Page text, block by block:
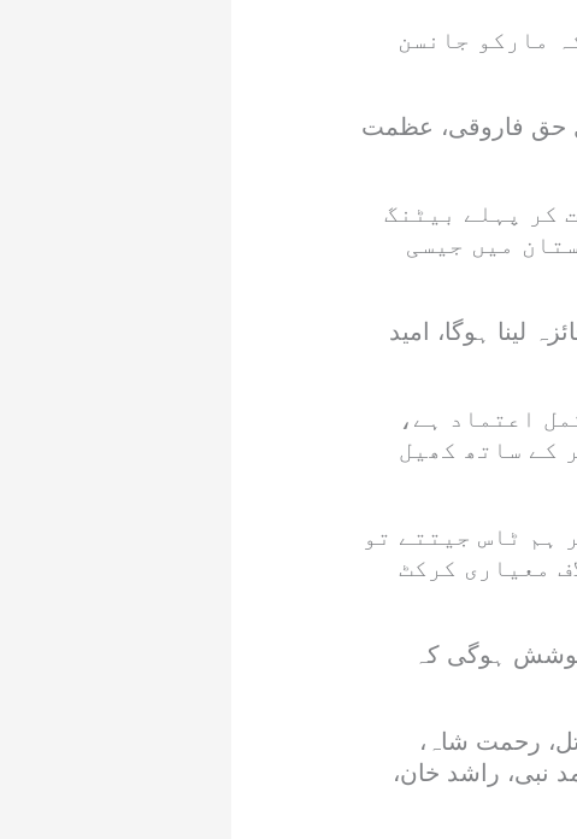
نے 14 رنز بنائے جبکہ مارکو جانسن
حق فاروقی، عظمت
کر پہلے بیٹنگ
میں جیسی
لینا ہوگا، امید
اعتماد ہے،
کے ساتھ کھیل
ہم ٹاس جیتتے تو
معیاری کرکٹ
ہوگی کہ
رحمت شاہ،
نبی، راشد خان،